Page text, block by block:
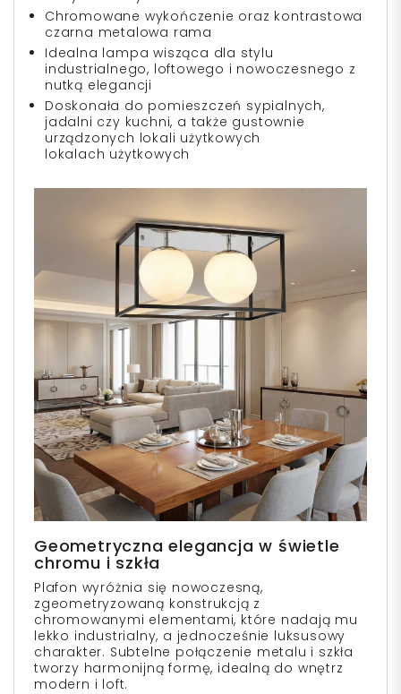
Chromowane wykończenie oraz kontrastowa
czarna metalowa rama
Idealna lampa wisząca dla stylu
industrialnego, loftowego i nowoczesnego z
nutką elegancji
Doskonała do pomieszczeń sypialnych,
jadalni czy kuchni, a także gustownie
urządzonych lokali użytkowych
lokalach użytkowych
Geometryczna elegancja w świetle
chromu i szkła
Plafon wyróżnia się nowoczesną,
zgeometryzowaną konstrukcją z
chromowanymi elementami, które nadają mu
lekko industrialny, a jednocześnie luksusowy
charakter. Subtelne połączenie metalu i szkła
tworzy harmonijną formę, idealną do wnętrz
modern i loft.